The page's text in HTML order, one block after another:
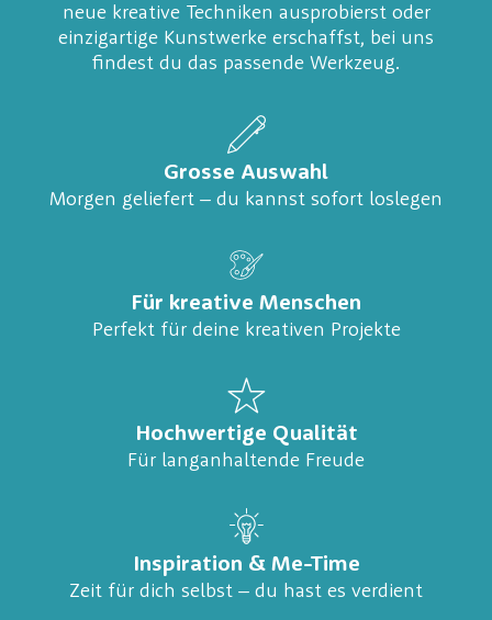
neue kreative Techniken ausprobierst oder
einzigartige Kunstwerke erschaffst, bei uns
findest du das passende Werkzeug.
Grosse Auswahl
Morgen geliefert – du kannst sofort loslegen
Für kreative Menschen
Perfekt für deine kreativen Projekte
Hochwertige Qualität
Für langanhaltende Freude
Inspiration & Me-Time
Zeit für dich selbst – du hast es verdient